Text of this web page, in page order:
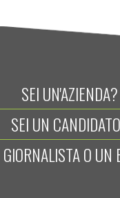
SEI UN'AZIENDA?
SEI UN
O UN